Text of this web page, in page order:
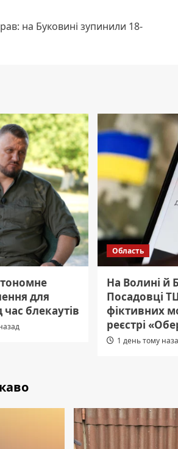
на Буковині зупинили 18-
для
час блекаутів
Область
На Волині й
Посадовці
фіктивних
реєстрі
1 день тому